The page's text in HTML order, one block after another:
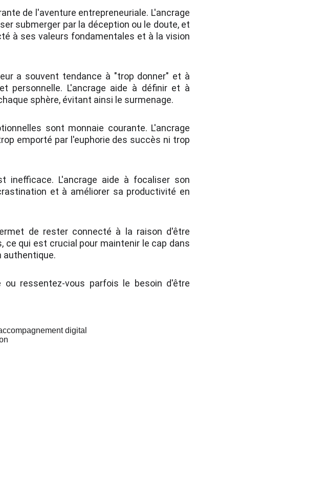
de l'aventure entrepreneuriale. L'ancrage
submerger par la déception ou le doute, et
à ses valeurs fondamentales et à la vision
a souvent tendance à "trop donner" et à
personnelle. L'ancrage aide à définir et à
sphère, évitant ainsi le surmenage.
sont monnaie courante. L'ancrage
emporté par l'euphorie des succès ni trop
inefficace. L'ancrage aide à focaliser son
et à améliorer sa productivité en
de rester connecté à la raison d'être
ce qui est crucial pour maintenir le cap dans
authentique.
ressentez-vous parfois le besoin d'être